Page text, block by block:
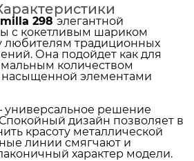
298элегантной
с кокетливым шариком
любителям традиционных
Она подойдет как для
количеством
насыщенной элементами
решение
дизайн позволяет в
красоту металлической
линии смягчают и
характер модели.